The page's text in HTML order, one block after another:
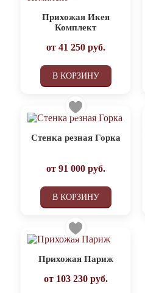
Прихожая Икея
Комплект
от 41 250руб.
В КОРЗИНУ
Стенка резная Горка
от 91 000руб.
В КОРЗИНУ
Прихожая Париж
от 103 230руб.